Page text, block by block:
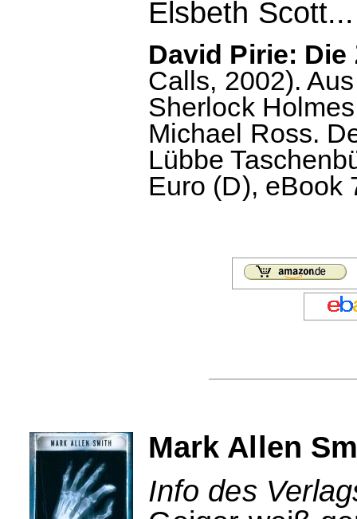
Elsbeth Scott...
David Pirie:
Calls, 2002).
Sherlock
Michael Ross.
Lübbe
Euro (D), eBook
Mark Allen
Info des